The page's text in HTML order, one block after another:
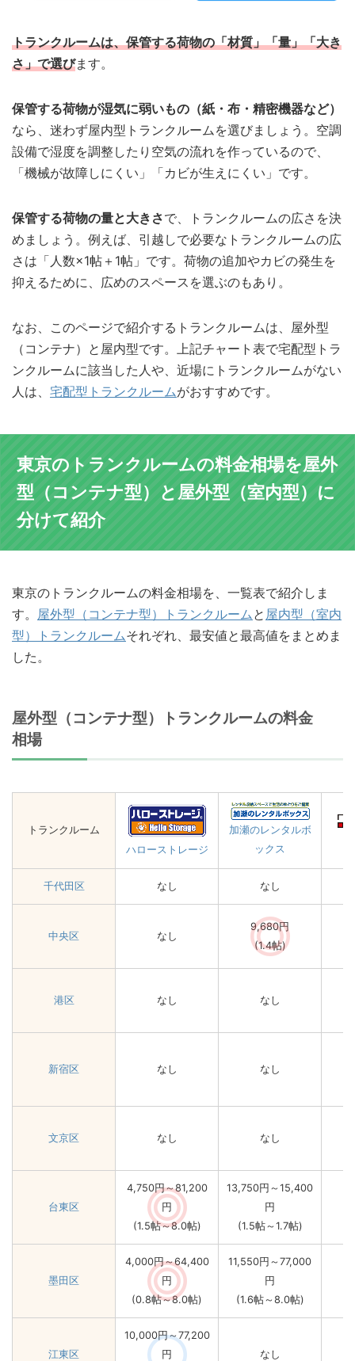
トランクルームは、保管する荷物の「材質」「量」「大き
さ」で選びます。
保管する荷物が湿気に弱いもの（紙・布・精密機器など）
なら、迷わず屋内型トランクルームを選びましょう。空調
設備で湿度を調整したり空気の流れを作っているので、
「機械が故障しにくい」「カビが生えにくい」です。
保管する荷物の量と大きさで、トランクルームの広さを決
めましょう。例えば、引越しで必要なトランクルームの広
さは「人数×1帖＋1帖」です。荷物の追加やカビの発生を
抑えるために、広めのスペースを選ぶのもあり。
なお、このページで紹介するトランクルームは、屋外型
（コンテナ）と屋内型です。上記チャート表で宅配型トラ
ンクルームに該当した人や、近場にトランクルームがない
人は、 宅配型トランクルームがおすすめです。
東京のトランクルームの料金相場を屋外
型（コンテナ型）と屋外型（室内型）に
分けて紹介
東京のトランクルームの料金相場を、一覧表で紹介しま
す。 屋外型（コンテナ型）トランクルーム と 屋内型（室内
型）トランクルームそれぞれ、最安値と最高値をまとめま
した。
屋外型（コンテナ型）トランクルームの料金
相場
トランクルーム
ハローストレージ
加瀬のレンタルボ
ックス
千代田区 なし なし
中央区 なし
9,680円
(1.4帖)
港区 なし なし
新宿区 なし なし
文京区 なし なし
台東区
4,750円～81,200
円
(1.5帖～8.0帖)
13,750円～15,400
円
(1.5帖～1.7帖)
墨田区
4,000円～64,400
円
(0.8帖～8.0帖)
11,550円～77,000
円
(1.6帖～8.0帖)
江東区
10,000円～77,200
円
なし